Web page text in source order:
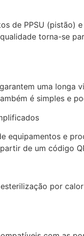
de PPSU (pistão)
torna-se
uma
é simples e
equipamentos e
de um código
por